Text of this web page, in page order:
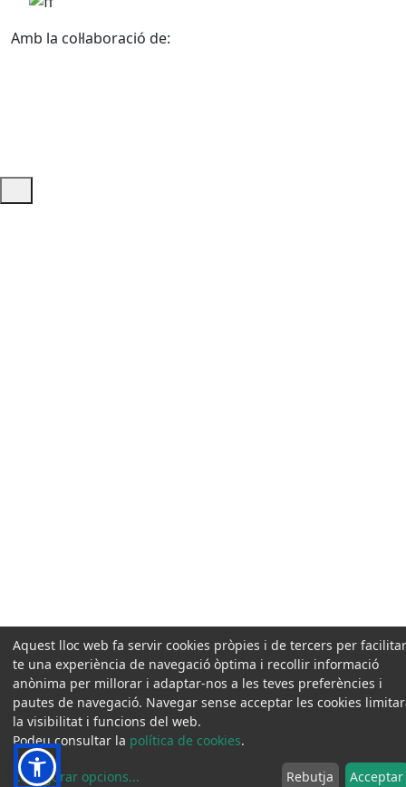
Amb la col·laboració de:
Aquest lloc web fa servir cookies pròpies i de tercers per
te una experiència de navegació òptima i recollir informació
anònima per millorar i adaptar-nos a les teves preferències i
pautes de navegació. Navegar sense acceptar les cookies
la visibilitat i funcions del web.
Podeu consultar la política de cookies.
Configurar opcions... Rebutja Acceptar